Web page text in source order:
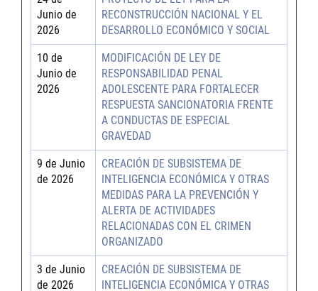
Junio de
2026
RECONSTRUCCIÓN NACIONAL Y EL
DESARROLLO ECONÓMICO Y SOCIAL
10 de
Junio de
2026
MODIFICACIÓN DE LEY DE
RESPONSABILIDAD PENAL
ADOLESCENTE PARA FORTALECER
RESPUESTA SANCIONATORIA FRENTE
A CONDUCTAS DE ESPECIAL
GRAVEDAD
9 de Junio
de 2026
CREACIÓN DE SUBSISTEMA DE
INTELIGENCIA ECONÓMICA Y OTRAS
MEDIDAS PARA LA PREVENCIÓN Y
ALERTA DE ACTIVIDADES
RELACIONADAS CON EL CRIMEN
ORGANIZADO
3 de Junio
de 2026
CREACIÓN DE SUBSISTEMA DE
INTELIGENCIA ECONÓMICA Y OTRAS